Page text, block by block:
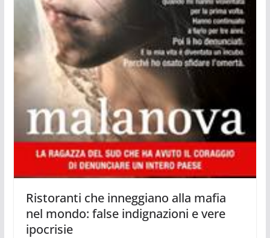
Ristoranti che inneggiano alla mafia
nel mondo: false indignazioni e vere
ipocrisie